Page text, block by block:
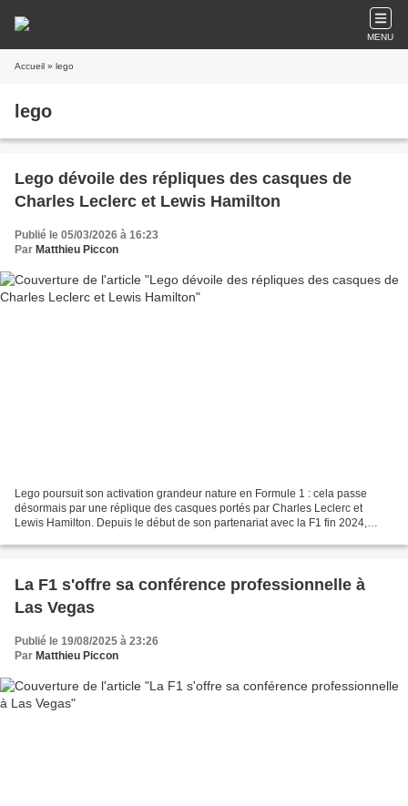
MENU
Accueil » lego
lego
Lego dévoile des répliques des casques de
Charles Leclerc et Lewis Hamilton
Publié le 05/03/2026 à 16:23
Par Matthieu Piccon
Lego poursuit son activation grandeur nature en Formule 1 : cela passe
désormais par une réplique des casques portés par Charles Leclerc et
Lewis Hamilton. Depuis le début de son partenariat avec la F1 fin 2024,
La F1 s'offre sa conférence professionnelle à
Las Vegas
Publié le 19/08/2025 à 23:26
Par Matthieu Piccon